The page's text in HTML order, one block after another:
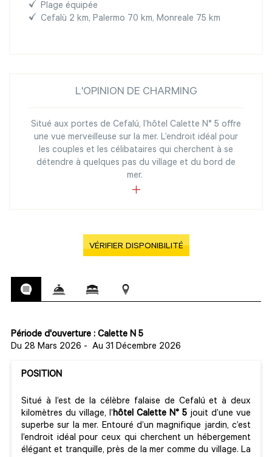
Plage équipée
Cefalù 2 km, Palermo 70 km, Monreale 75 km
L'OPINION DE CHARMING
Situé aux portes de Cefalú, l’hôtel Calette N° 5 offre
une vue merveilleuse sur la mer. L’endroit idéal pour
les couples et les célibataires qui cherchent à se
détendre à quelques pas du village et du bord de
mer.
VÉRIFIER DISPONIBILITÉ
Période d'ouverture : Calette N 5
Du 28 Mars 2026 - Au 31 Décembre 2026
POSITION
Situé à l’est de la célèbre falaise de Cefalú et à deux
kilomètres du village, l’hôtel Calette N° 5 jouit d’une vue
superbe sur la mer. Entouré d’un magnifique jardin, c’est
l’endroit idéal pour ceux qui cherchent un hébergement
élégant et tranquille, près de la mer comme du village. La